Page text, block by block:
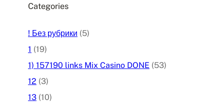
Categories
! Без рубрики (5)
1 (19)
1) 157190 links Mix Casino DONE (53)
12 (3)
13 (10)